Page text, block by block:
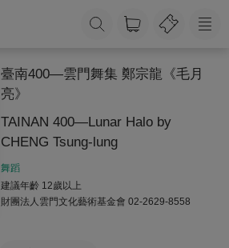
臺南400—雲門舞集 鄭宗龍《毛月
亮》
TAINAN 400—Lunar Halo by
CHENG Tsung-lung
舞蹈
建議年齡 12歲以上
財團法人雲門文化藝術基金會 02-2629-8558